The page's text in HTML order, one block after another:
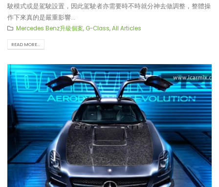
駛模式或是駕駛設置，因此駕駛者亦需要時不時就分神去做調整，整體操
作下來真的是嚴重影響...
Mercedes Benz升級個案, G-Class,All Articles
READ MORE...